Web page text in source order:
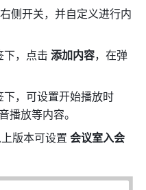
右侧开关，并自定义进行内
下，点击 添加内容，在弹
下，可设置开始播放时
播放等内容。
版本可设置 会议室入会